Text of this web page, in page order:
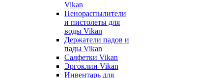
Vikan
Пенораспылители
и пистолеты для
воды Vikan
Держатели падов и
пады Vikan
Салфетки Vikan
Эргоклин Vikan
Инвентарь для